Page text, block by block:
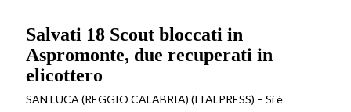
Salvati 18 Scout bloccati in
Aspromonte, due recuperati in
elicottero
SAN LUCA (REGGIO CALABRIA) (ITALPRESS) – Si è